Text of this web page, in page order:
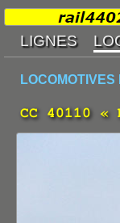
CC 40110 «